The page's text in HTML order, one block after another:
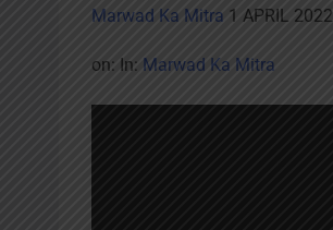
Marwad Ka Mitra 1 APRIL 2022
on: In: Marwad Ka Mitra